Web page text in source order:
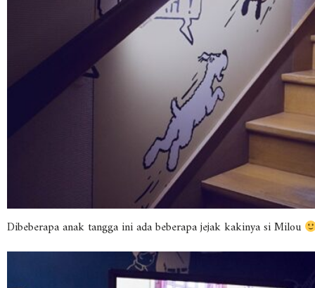
Dibeberapa anak tangga ini ada beberapa jejak kakinya si Milou